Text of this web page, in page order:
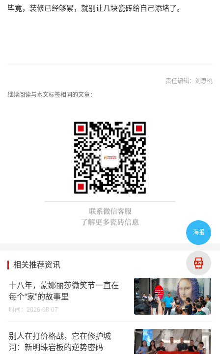
毕竟，装修已经够累，就别让几块瓷砖给自己添堵了。
责任编辑：刘思桃
继续阅读与本文标签相同的文章：
相关推荐资讯
十八年，蒙娜丽莎微笑节一直在
每个“家”的故事里
时间：2026-08-07
别人在打价格战，它在修护城
河：新明珠岩板的逆势密码
海报